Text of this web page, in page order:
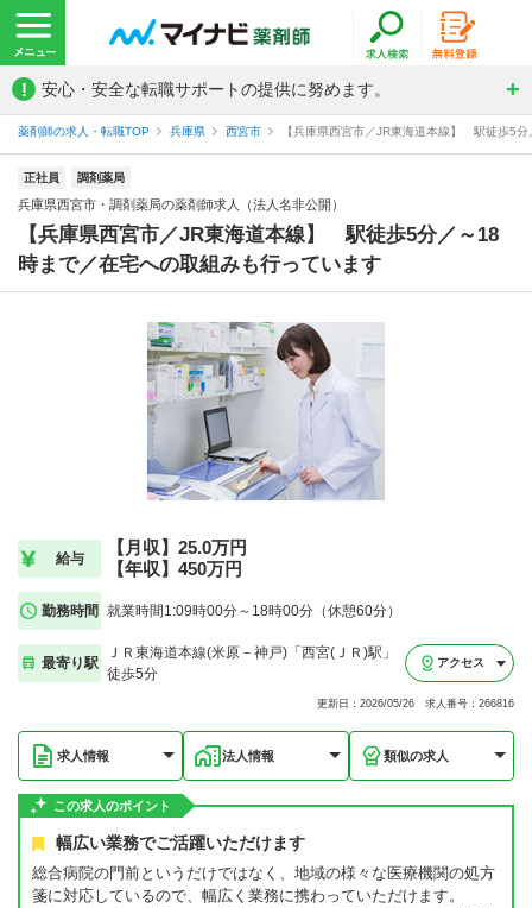
! 安心・安全な転職サポートの提供に努めます。
薬剤師の求人・転職TOP 兵庫県 西宮市 【兵庫県西宮市／JR東海道本線】 駅徒歩5
正社員 調剤薬局
兵庫県西宮市・調剤薬局の薬剤師求人（法人名非公開）
【兵庫県西宮市／JR東海道本線】 駅徒歩5分／～18
時まで／在宅への取組みも行っています
給与
【月収】25.0万円
【年収】450万円
勤務時間 就業時間1:09時00分～18時00分（休憩60分）
最寄り駅
ＪＲ東海道本線(米原－神戸)「西宮(ＪＲ)駅」
徒歩5分
アクセス
更新日：2026/05/26 求人番号：266816
求人情報 法人情報 類似の求人
この求人のポイント
幅広い業務でご活躍いただけます
総合病院の門前というだけではなく、地域の様々な医療機関の処方
箋に対応しているので、幅広く業務に携わっていただけます。